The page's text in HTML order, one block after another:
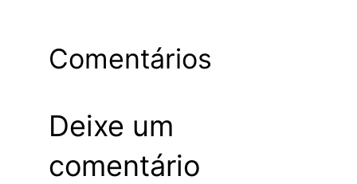
Comentários
Deixe um
comentário